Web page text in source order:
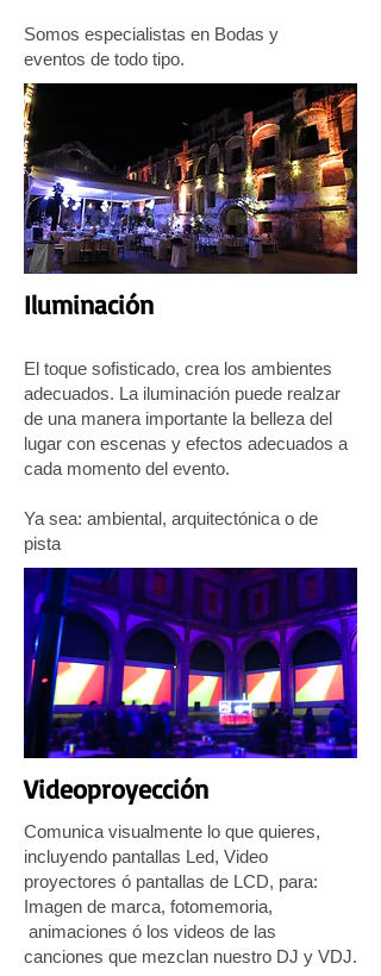
Somos especialistas en Bodas y
eventos de todo tipo.
Iluminación
El toque sofisticado, crea los ambientes
adecuados. La iluminación puede realzar
de una manera importante la belleza del
lugar con escenas y efectos adecuados a
cada momento del evento.
Ya sea: ambiental, arquitectónica o de
pista
Videoproyección
Comunica visualmente lo que quieres,
incluyendo pantallas Led, Video
proyectores ó pantallas de LCD, para:
Imagen de marca, fotomemoria,
animaciones ó los videos de las
canciones que mezclan nuestro DJ y VDJ.